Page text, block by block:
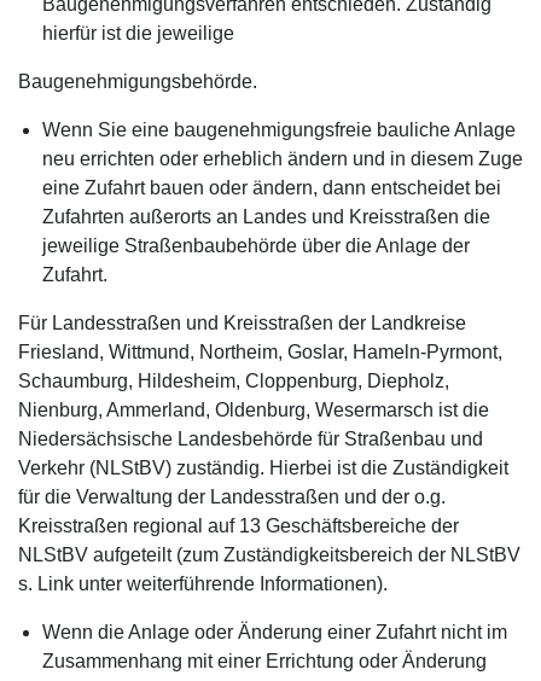
Baugenehmigungsverfahren entschieden. Zuständig
hierfür ist die jeweilige
Baugenehmigungsbehörde.
Wenn Sie eine baugenehmigungsfreie bauliche Anlage
neu errichten oder erheblich ändern und in diesem Zuge
eine Zufahrt bauen oder ändern, dann entscheidet bei
Zufahrten außerorts an Landes und Kreisstraßen die
jeweilige Straßenbaubehörde über die Anlage der
Zufahrt.
Für Landesstraßen und Kreisstraßen der Landkreise
Friesland, Wittmund, Northeim, Goslar, Hameln-Pyrmont,
Schaumburg, Hildesheim, Cloppenburg, Diepholz,
Nienburg, Ammerland, Oldenburg, Wesermarsch ist die
Niedersächsische Landesbehörde für Straßenbau und
Verkehr (NLStBV) zuständig. Hierbei ist die Zuständigkeit
für die Verwaltung der Landesstraßen und der o.g.
Kreisstraßen regional auf 13 Geschäftsbereiche der
NLStBV aufgeteilt (zum Zuständigkeitsbereich der NLStBV
s. Link unter weiterführende Informationen).
Wenn die Anlage oder Änderung einer Zufahrt nicht im
Zusammenhang mit einer Errichtung oder Änderung